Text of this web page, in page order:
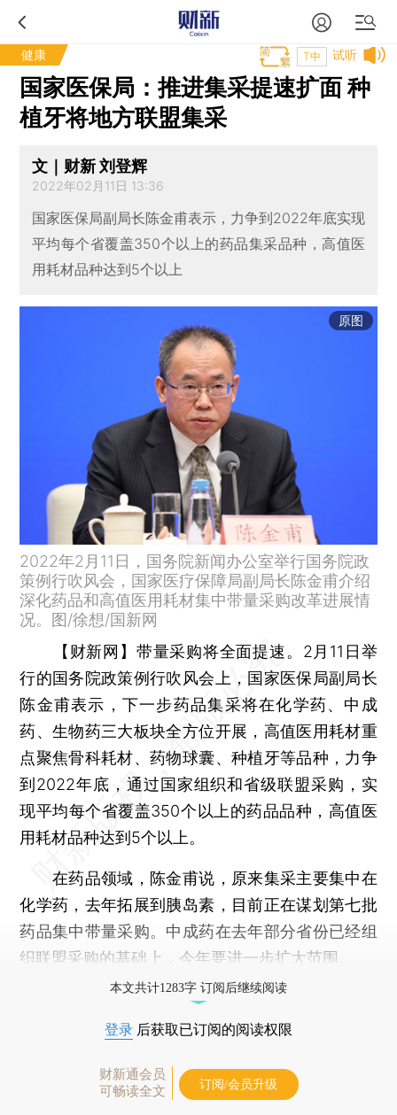
健康 试听
T中
国家医保局：推进集采提速扩面 种
植牙将地方联盟集采
文｜财新 刘登辉
2022年02月11日 13:36
国家医保局副局长陈金甫表示，力争到2022年底实现
平均每个省覆盖350个以上的药品集采品种，高值医
用耗材品种达到5个以上
原图
2022年2月11日，国务院新闻办公室举行国务院政
策例行吹风会，国家医疗保障局副局长陈金甫介绍
深化药品和高值医用耗材集中带量采购改革进展情
况。图/徐想/国新网
【财新网】 带量采购将全面提速。2月11日举
行的国务院政策例行吹风会上，国家医保局副局长
陈金甫表示，下一步药品集采将在化学药、中成
药、生物药三大板块全方位开展，高值医用耗材重
点聚焦骨科耗材、药物球囊、种植牙等品种，力争
到2022年底，通过国家组织和省级联盟采购，实
现平均每个省覆盖350个以上的药品品种，高值医
用耗材品种达到5个以上。
在药品领域，陈金甫说，原来集采主要集中在
化学药，去年拓展到胰岛素，目前正在谋划第七批
药品集中带量采购。中成药在去年部分省份已经组
织联盟采购的基础上，今年要进一步扩大范围。
本文共计1283字 订阅后继续阅读
登录 后获取已订阅的阅读权限
财新通会员
可畅读全文
订阅/会员升级